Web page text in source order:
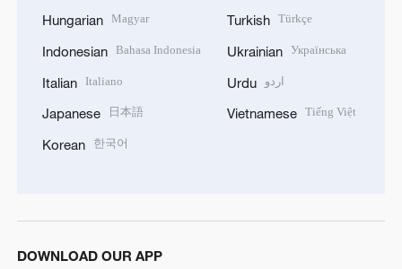
Hungarian Magyar
Indonesian Bahasa Indonesia
Italian Italiano
Japanese 日本語
Korean 한국어
Turkish Türkçe
Ukrainian Українська
Urdu اردو
Vietnamese Tiếng Việt
DOWNLOAD OUR APP